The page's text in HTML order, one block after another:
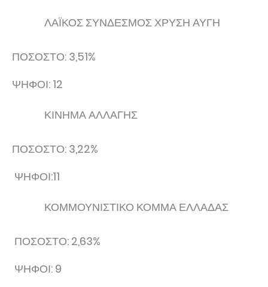
ΛΑΪΚΟΣ ΣΥΝΔΕΣΜΟΣ ΧΡΥΣΗ ΑΥΓΗ
ΠΟΣΟΣΤΟ: 3,51%
ΨΗΦΟΙ: 12
ΚΙΝΗΜΑ ΑΛΛΑΓΗΣ
ΠΟΣΟΣΤΟ: 3,22%
ΨΗΦΟΙ:11
ΚΟΜΜΟΥΝΙΣΤΙΚΟ ΚΟΜΜΑ ΕΛΛΑΔΑΣ
ΠΟΣΟΣΤΟ: 2,63%
ΨΗΦΟΙ: 9